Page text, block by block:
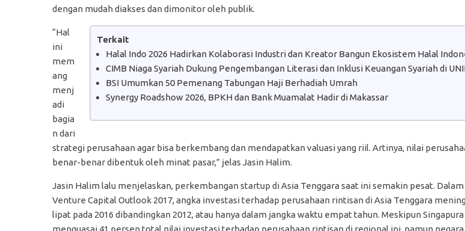
dengan mudah diakses dan dimonitor oleh publik.
Terkait
Halal Indo 2026 Hadirkan Kolaborasi Industri dan Kreator Bangun Ekosistem Halal
CIMB Niaga Syariah Dukung Pengembangan Literasi dan Inklusi Keuangan Syariah di
BSI Umumkan 50 Pemenang Tabungan Haji Berhadiah Umrah
Synergy Roadshow 2026, BPKH dan Bank Muamalat Hadir di Makassar
“Hal
ini
mem
ang
menj
adi
bagia
n dari
strategi perusahaan agar bisa berkembang dan mendapatkan valuasi yang riil. Artinya, nilai
benar-benar dibentuk oleh minat pasar,” jelas Jasin Halim.
Jasin Halim lalu menjelaskan, perkembangan startup di Asia Tenggara saat ini semakin pesat.
Venture Capital Outlook 2017, angka investasi terhadap perusahaan rintisan di Asia Tenggara
lipat pada 2016 dibandingkan 2012, atau hanya dalam jangka waktu empat tahun. Meskipun
menguasai 41 persen total nilai investasi terhadap perusahaan rintisan di regional ini, namun